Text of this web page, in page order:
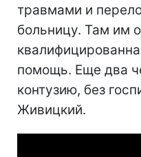
травмами и
больницу. Там им
помощь. Еще два
контузию, без
Живицкий.